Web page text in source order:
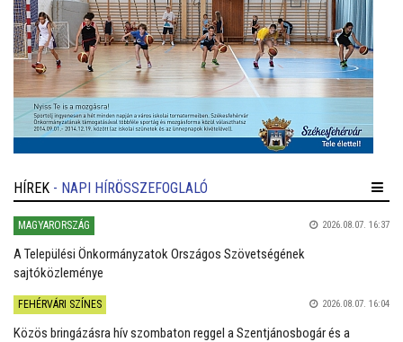
HÍREK - NAPI HÍRÖSSZEFOGLALÓ
MAGYARORSZÁG 2026.08.07. 16:37
A Települési Önkormányzatok Országos Szövetségének
sajtóközleménye
FEHÉRVÁRI SZÍNES 2026.08.07. 16:04
Közös bringázásra hív szombaton reggel a Szentjánosbogár és a